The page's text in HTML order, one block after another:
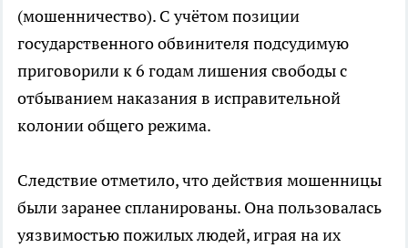
(мошенничество). С учётом позиции
государственного обвинителя подсудимую
приговорили к 6 годам лишения свободы с
отбыванием наказания в исправительной
колонии общего режима.
Следствие отметило, что действия мошенницы
были заранее спланированы. Она пользовалась
уязвимостью пожилых людей, играя на их